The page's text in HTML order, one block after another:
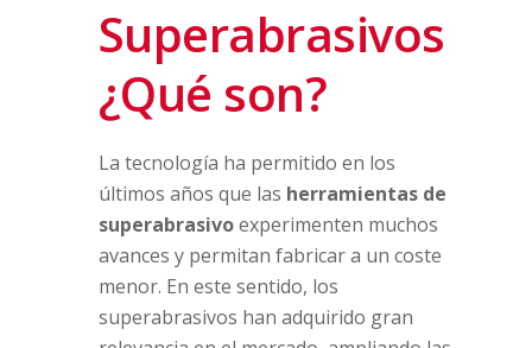
Superabrasivos
¿Qué son?
La tecnología ha permitido en los
últimos años que las herramientas de
superabrasivoexperimenten muchos
avances y permitan fabricar a un coste
menor. En este sentido, los
superabrasivos han adquirido gran